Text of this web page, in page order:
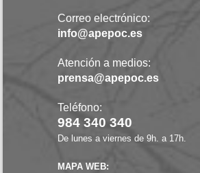
Correo electrónico:
info@apepoc.es
Atención a medios:
prensa@apepoc.es
Teléfono:
984 340 340
De lunes a viernes de 9h. a 17h.
MAPA WEB: